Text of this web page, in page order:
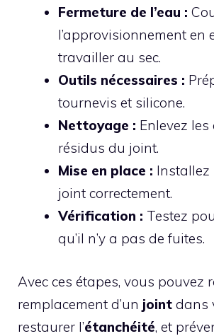
Fermeture de l’eau :
l’approvisionnement en
travailler au sec.
Outils nécessaires :
tournevis et silicone.
Nettoyage : Enlevez
résidus du joint.
Mise en place : Installez
joint correctement.
Vérification : Testez
qu’il n’y a pas de fuites.
Avec ces étapes, vous pouvez
remplacement d’un joint dans
restaurer l’étanchéité, et